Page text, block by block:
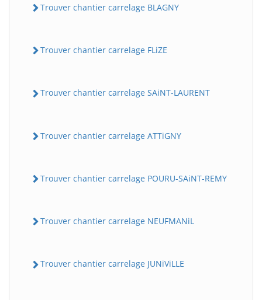
Trouver chantier carrelage BLAGNY
Trouver chantier carrelage FLiZE
Trouver chantier carrelage SAiNT-LAURENT
Trouver chantier carrelage ATTiGNY
Trouver chantier carrelage POURU-SAiNT-REMY
Trouver chantier carrelage NEUFMANiL
Trouver chantier carrelage JUNiViLLE